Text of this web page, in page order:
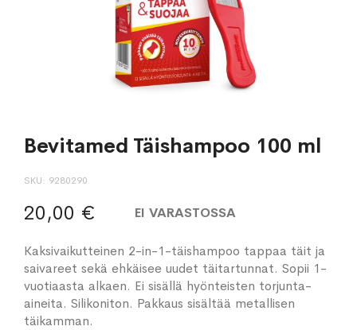
Bevitamed Täishampoo 100 ml
SKU 9280290
20,00 € EI VARASTOSSA
Kaksivaikutteinen 2-in-1-täishampoo tappaa täit ja
saivareet sekä ehkäisee uudet täitartunnat. Sopii 1-
vuotiaasta alkaen. Ei sisällä hyönteisten torjunta-
aineita. Silikoniton. Pakkaus sisältää metallisen
täikamman.